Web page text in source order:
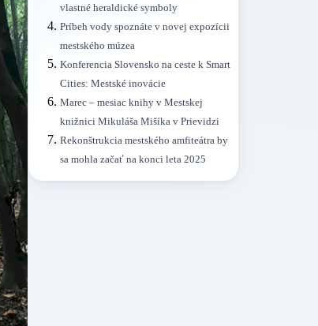
vlastné heraldické symboly
Príbeh vody spoznáte v novej expozícii
mestského múzea
Konferencia Slovensko na ceste k Smart
Cities: Mestské inovácie
Marec – mesiac knihy v Mestskej
knižnici Mikuláša Mišíka v Prievidzi
Rekonštrukcia mestského amfiteátra by
sa mohla začať na konci leta 2025